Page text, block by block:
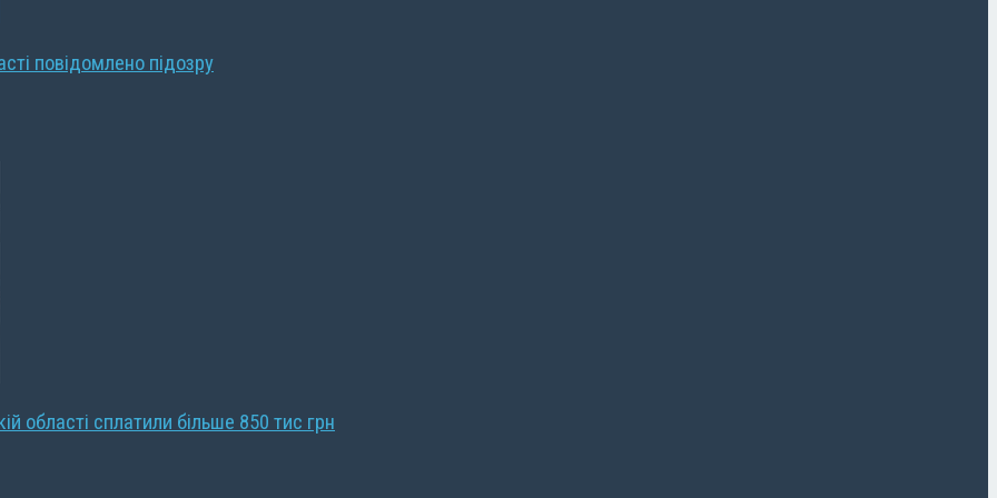
повідомлено підозру
області сплатили більше 850 тис грн